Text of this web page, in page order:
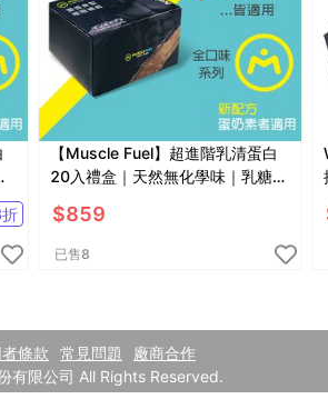
折
【Muscle Fuel】超進階乳清蛋白
20入禮盒｜天然無化學味｜乳糖不
$859
已售8
條款 常見問題
廠商合作
有限公司 All Rights Reserved.